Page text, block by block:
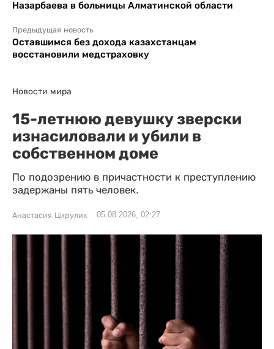
Назарбаева в больницы Алматинской области
Предыдущая новость
Оставшимся без дохода казахстанцам
восстановили медстраховку
Новости мира
15-летнюю девушку зверски
изнасиловали и убили в
собственном доме
По подозрению в причастности к преступлению
задержаны пять человек.
Анастасия Цирулик 05.08.2026, 02:27